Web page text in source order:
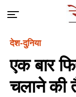
देश-दुनिया
एक बार
चलाने की